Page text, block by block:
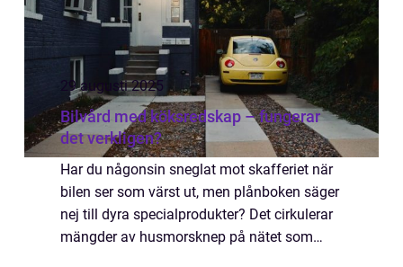
29 augusti 2025
Bilvård med köksredskap – fungerar
det verkligen?
Har du någonsin sneglat mot skafferiet när
bilen ser som värst ut, men plånboken säger
nej till dyra specialprodukter? Det cirkulerar
mängder av husmorsknep på nätet som